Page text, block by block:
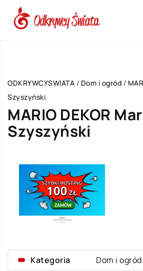
ODKRYWCYSWIATA / Dom i ogród /
Szyszyński
MARIO DEKOR
Szyszyński
Kategoria
Dom i ogród